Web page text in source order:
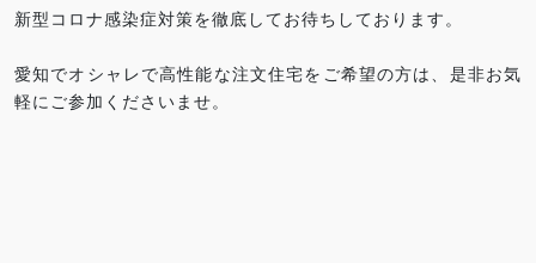
新型コロナ感染症対策を徹底してお待ちしております。
愛知でオシャレで高性能な注文住宅をご希望の方は、是非お気
軽にご参加くださいませ。